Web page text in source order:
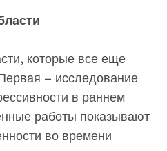
которые все еще
– исследование
в раннем
работы показывают
во времени